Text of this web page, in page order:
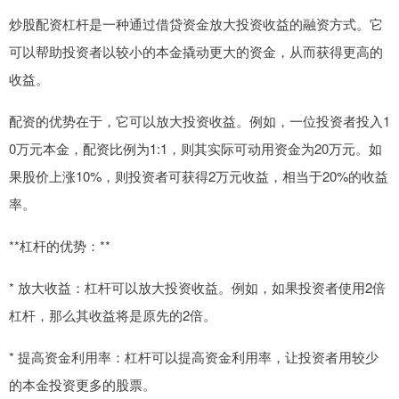
炒股配资杠杆是一种通过借贷资金放大投资收益的融资方式。它
可以帮助投资者以较小的本金撬动更大的资金，从而获得更高的
收益。
配资的优势在于，它可以放大投资收益。例如，一位投资者投入1
0万元本金，配资比例为1:1，则其实际可动用资金为20万元。如
果股价上涨10%，则投资者可获得2万元收益，相当于20%的收益
率。
**杠杆的优势：**
* 放大收益：杠杆可以放大投资收益。例如，如果投资者使用2倍
杠杆，那么其收益将是原先的2倍。
* 提高资金利用率：杠杆可以提高资金利用率，让投资者用较少
的本金投资更多的股票。